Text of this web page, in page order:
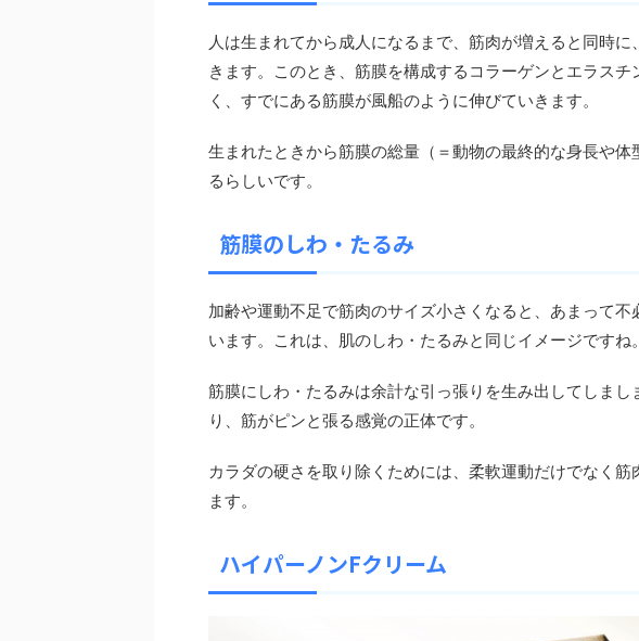
人は生まれてから成人になるまで、筋肉が増えると同時
きます。このとき、筋膜を構成するコラーゲンとエラス
く、すでにある筋膜が風船のように伸びていきます。
生まれたときから筋膜の総量（＝動物の最終的な身長や
るらしいです。
筋膜のしわ・たるみ
加齢や運動不足で筋肉のサイズ小さくなると、あまって
います。これは、肌のしわ・たるみと同じイメージですね。
筋膜にしわ・たるみは余計な引っ張りを生み出してしま
り、筋がピンと張る感覚の正体です。
カラダの硬さを取り除くためには、柔軟運動だけでなく
ます。
ハイパーノンFクリーム